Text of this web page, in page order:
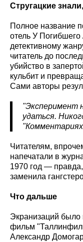
Стругацкие
Полное название
отель У
детективному
читатель до
убийство в
кульбит и
Сами авторы
"Эксперимент
удаться.
Читателям,
напечатали в
1970 год —
заменила
Что дальше
Экранизаций было
фильм
Александр